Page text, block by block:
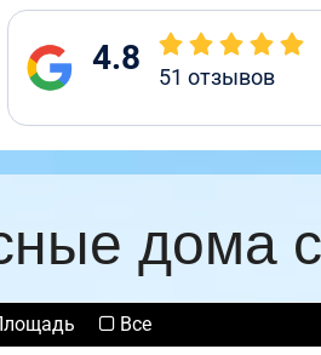
4.8 51 отзывов
дома
Все